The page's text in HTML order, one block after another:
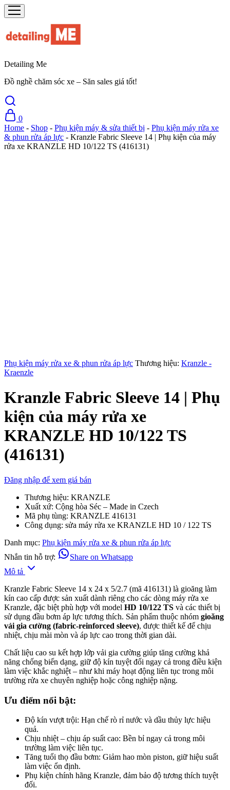
Detailing Me
Đồ nghề chăm sóc xe – Săn sales giá tốt!
0
Home - Shop - Phụ kiện máy & sửa thiết bị - Phụ kiện máy rửa xe
& phun rửa áp lực - Kranzle Fabric Sleeve 14 | Phụ kiện của máy
rửa xe KRANZLE HD 10/122 TS (416131)
Phụ kiện máy rửa xe & phun rửa áp lực Thương hiệu: Kranzle -
Kraenzle
Kranzle Fabric Sleeve 14 | Phụ
kiện của máy rửa xe
KRANZLE HD 10/122 TS
(416131)
Đăng nhập để xem giá bán
Thương hiệu: KRANZLE
Xuất xứ: Cộng hòa Séc – Made in Czech
Mã phụ tùng: KRANZLE 416131
Công dụng: sửa máy rửa xe KRANZLE HD 10 / 122 TS
Danh mục: Phụ kiện máy rửa xe & phun rửa áp lực
Nhắn tin hỗ trợ:
Share on Whatsapp
Mô tả
Kranzle Fabric Sleeve 14 x 24 x 5/2.7 (mã 416131) là gioăng làm
kín cao cấp được sản xuất dành riêng cho các dòng máy rửa xe
Kranzle, đặc biệt phù hợp với model HD 10/122 TS và các thiết bị
sử dụng đầu bơm áp lực tương thích. Sản phẩm thuộc nhóm gioăng
vải gia cường (fabric-reinforced sleeve), được thiết kế để chịu
nhiệt, chịu mài mòn và áp lực cao trong thời gian dài.
Chất liệu cao su kết hợp lớp vải gia cường giúp tăng cường khả
năng chống biến dạng, giữ độ kín tuyệt đối ngay cả trong điều kiện
làm việc khắc nghiệt – như khi máy hoạt động liên tục trong môi
trường rửa xe chuyên nghiệp hoặc công nghiệp nặng.
Ưu điểm nổi bật:
Độ kín vượt trội: Hạn chế rò rỉ nước và dầu thủy lực hiệu
quả.
Chịu nhiệt – chịu áp suất cao: Bền bỉ ngay cả trong môi
trường làm việc liên tục.
Tăng tuổi thọ đầu bơm: Giảm hao mòn piston, giữ hiệu suất
làm việc ổn định.
Phụ kiện chính hãng Kranzle, đảm bảo độ tương thích tuyệt
đối.